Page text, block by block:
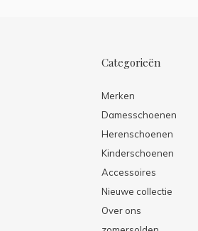
Categorieën
Merken
Damesschoenen
Herenschoenen
Kinderschoenen
Accessoires
Nieuwe collectie
Over ons